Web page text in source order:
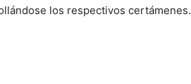
los respectivos certámenes.